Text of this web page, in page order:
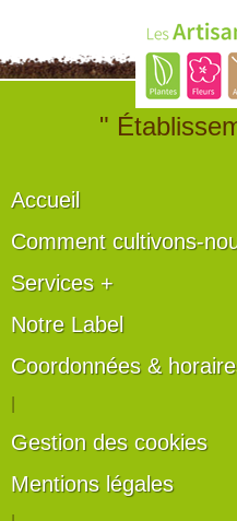
"
Accueil
Comment cultivons-
Services +
Notre Label
Coordonnées &
Gestion des cookies
Mentions légales